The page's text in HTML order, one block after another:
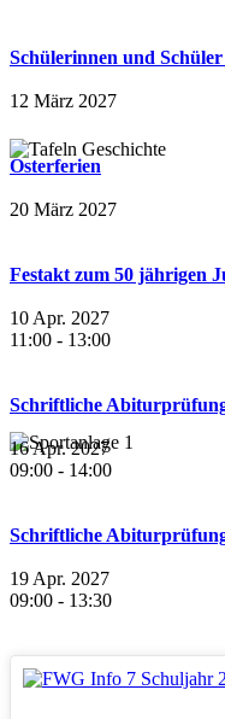
Schülerinnen und
12 März 2027
Osterferien
20 März 2027
Festakt zum 50 jährigen
10 Apr. 2027
11:00 - 13:00
Schriftliche
16 Apr. 2027
09:00 - 14:00
Schriftliche
19 Apr. 2027
09:00 - 13:30